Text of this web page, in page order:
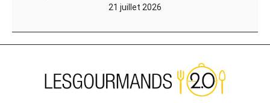
21 juillet 2026